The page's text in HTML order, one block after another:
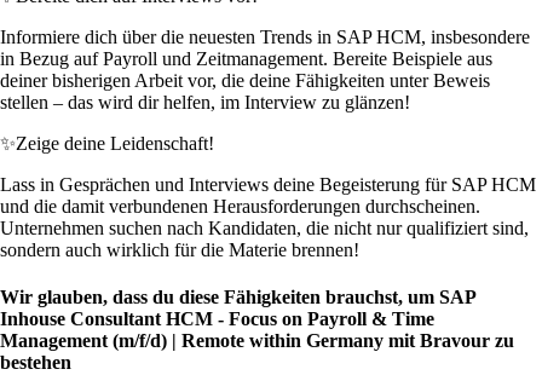
Informiere dich über die neuesten Trends in SAP HCM, insbesondere
in Bezug auf Payroll und Zeitmanagement. Bereite Beispiele aus
deiner bisherigen Arbeit vor, die deine Fähigkeiten unter Beweis
stellen – das wird dir helfen, im Interview zu glänzen!
✨Zeige deine Leidenschaft!
Lass in Gesprächen und Interviews deine Begeisterung für SAP HCM
und die damit verbundenen Herausforderungen durchscheinen.
Unternehmen suchen nach Kandidaten, die nicht nur qualifiziert sind,
sondern auch wirklich für die Materie brennen!
Wir glauben, dass du diese Fähigkeiten brauchst, um SAP
Inhouse Consultant HCM - Focus on Payroll & Time
Management (m/f/d) | Remote within Germany mit Bravour zu
bestehen